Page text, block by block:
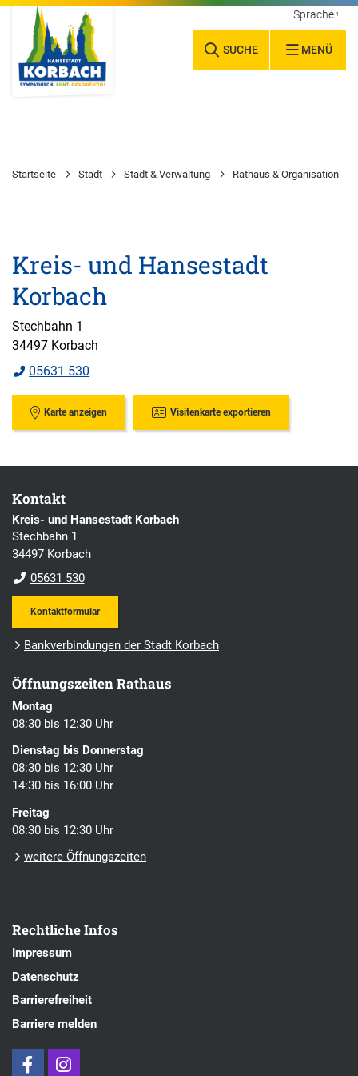
SUCHE MENÜ
Sprache
Startseite Stadt Stadt & Verwaltung Rathaus & Organisation
Kreis- und Hansestadt
Korbach
Stechbahn 1
34497 Korbach
05631 530
Karte anzeigen Visitenkarte exportieren
Kontakt
Kreis- und Hansestadt Korbach
Stechbahn 1
34497 Korbach
05631 530
Kontaktformular
Bankverbindungen der Stadt Korbach
Öffnungszeiten Rathaus
Montag
08:30 bis 12:30 Uhr
Dienstag bis Donnerstag
08:30 bis 12:30 Uhr
14:30 bis 16:00 Uhr
Freitag
08:30 bis 12:30 Uhr
weitere Öffnungszeiten
Rechtliche Infos
Impressum
Datenschutz
Barrierefreiheit
Barriere melden